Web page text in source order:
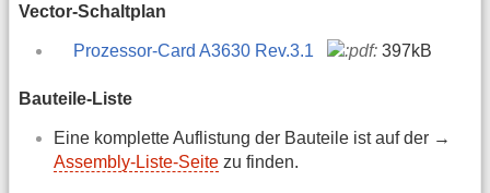
Vector-Schaltplan
Prozessor-Card A3630 Rev.3.1 397kB
Bauteile-Liste
Eine komplette Auflistung der Bauteile ist auf der →
Assembly-Liste-Seite zu finden.